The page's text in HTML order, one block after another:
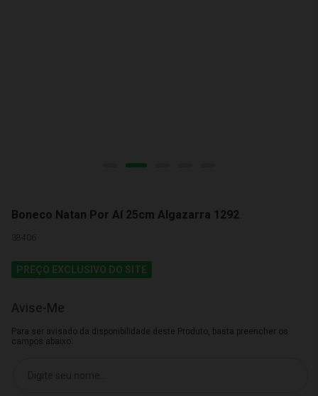
Boneco Natan Por Aí 25cm Algazarra 1292
38406
PREÇO EXCLUSIVO DO SITE
Avise-Me
Para ser avisado da disponibilidade deste Produto, basta preencher os
campos abaixo.